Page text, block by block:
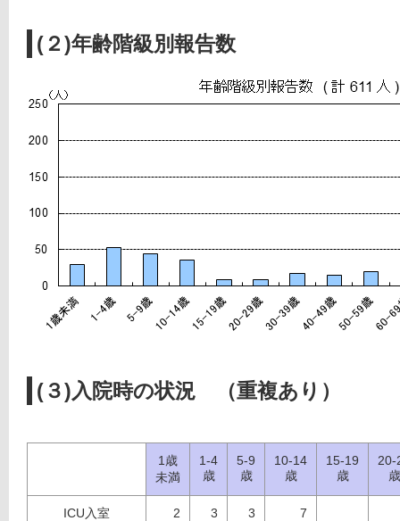
(２)年齢階級別報告数
(３)入院時の状況 （重複あり）
1歳
未満
1-4
歳
5-9
歳
10-14
歳
15-19
歳
20-
歳
ICU入室 2 3 3 7